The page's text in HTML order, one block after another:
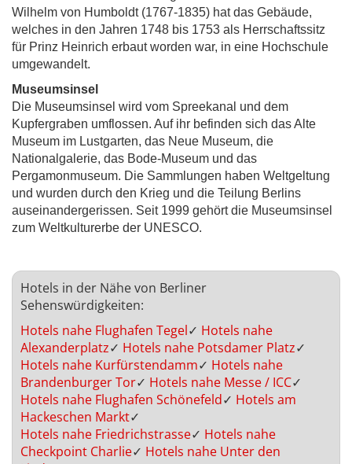
Wilhelm von Humboldt (1767-1835) hat das Gebäude,
welches in den Jahren 1748 bis 1753 als Herrschaftssitz
für Prinz Heinrich erbaut worden war, in eine Hochschule
umgewandelt.
Museumsinsel
Die Museumsinsel wird vom Spreekanal und dem
Kupfergraben umflossen. Auf ihr befinden sich das Alte
Museum im Lustgarten, das Neue Museum, die
Nationalgalerie, das Bode-Museum und das
Pergamonmuseum. Die Sammlungen haben Weltgeltung
und wurden durch den Krieg und die Teilung Berlins
auseinandergerissen. Seit 1999 gehört die Museumsinsel
zum Weltkulturerbe der UNESCO.
Hotels in der Nähe von Berliner
Sehenswürdigkeiten:
Hotels nahe Flughafen Tegel✓ Hotels nahe
Alexanderplatz✓ Hotels nahe Potsdamer Platz✓
Hotels nahe Kurfürstendamm✓ Hotels nahe
Brandenburger Tor✓ Hotels nahe Messe / ICC✓
Hotels nahe Flughafen Schönefeld✓ Hotels am
Hackeschen Markt✓
Hotels nahe Friedrichstrasse✓ Hotels nahe
Checkpoint Charlie✓ Hotels nahe Unter den